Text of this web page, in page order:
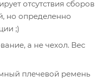
отсутствия сборов
но определенно
;)
а не чехол. Вес
плечевой ремень